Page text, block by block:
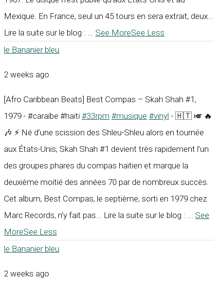
Mexique. En France, seul un 45 tours en sera extrait, deux...
Lire la suite sur le blog : ... See MoreSee Less
le Bananier bleu
2 weeks ago
[Afro Caribbean Beats] Best Compas – Skah Shah #1,
1979 - #caraïbe #haïti #33rpm #musique #vinyl - 🇭🇹 🎺 🔥
🎶 ⚡ Né d’une scission des Shleu-Shleu alors en tournée
aux États-Unis, Skah Shah #1 devient très rapidement l’un
des groupes phares du compas haïtien et marque la
deuxième moitié des années 70 par de nombreux succès.
Cet album, Best Compas, le septième, sorti en 1979 chez
Marc Records, n’y fait pas... Lire la suite sur le blog : ... See
MoreSee Less
le Bananier bleu
2 weeks ago